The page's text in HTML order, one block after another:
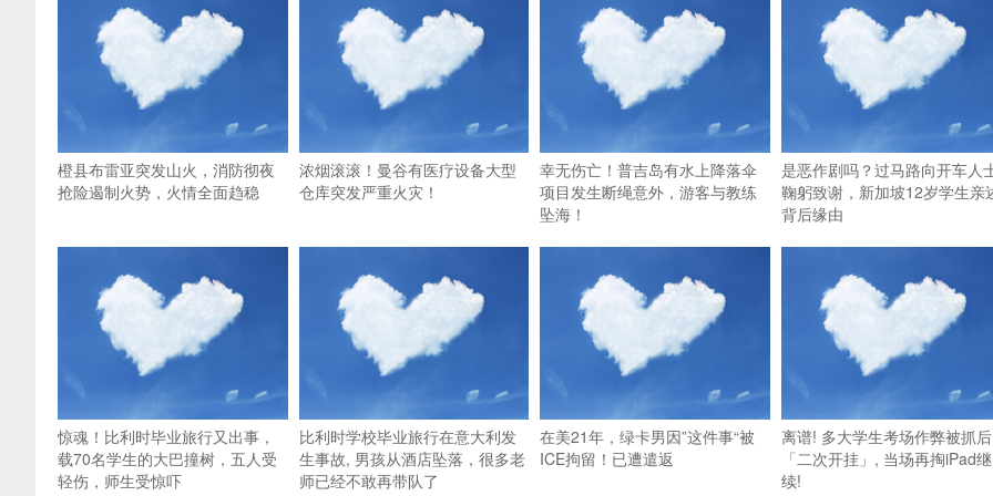
橙县布雷亚突发山火，消防彻夜
抢险遏制火势，火情全面趋稳
浓烟滚滚！曼谷有医疗设备大型
仓库突发严重火灾！
幸无伤亡！普吉岛有水上降落伞
项目发生断绳意外，游客与教练
坠海！
是恶作剧吗？过马路向开车人
鞠躬致谢，新加坡12岁学生亲
背后缘由
惊魂！比利时毕业旅行又出事，
载70名学生的大巴撞树，五人受
轻伤，师生受惊吓
比利时学校毕业旅行在意大利发
生事故, 男孩从酒店坠落，很多老
师已经不敢再带队了
在美21年，绿卡男因”这件事“被
ICE拘留！已遭遣返
离谱! 多大学生考场作弊被抓后
「二次开挂」, 当场再掏iPad继
续!